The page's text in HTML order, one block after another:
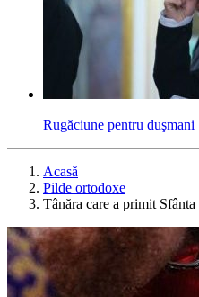
Rugăciune pentru duşmani
Acasă
Pilde ortodoxe
Tânăra care a primit